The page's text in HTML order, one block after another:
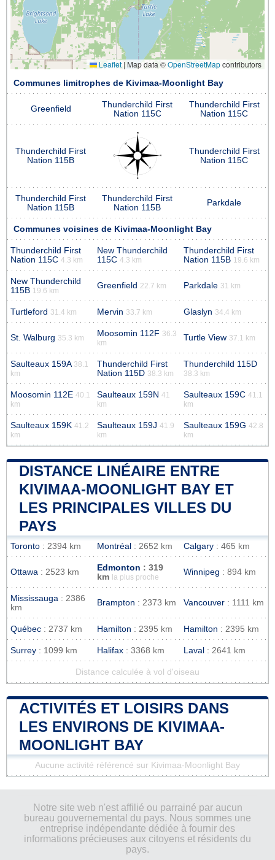
Leaflet | Map data ©OpenStreetMapcontributors
Communes limitrophes de Kivimaa-Moonlight Bay
Greenfield
Thunderchild First
Nation 115C
Thunderchild First
Nation 115C
Thunderchild First
Nation 115B
Thunderchild First
Nation 115C
Thunderchild First
Nation 115B
Thunderchild First
Nation 115B
Parkdale
Communes voisines de Kivimaa-Moonlight Bay
Thunderchild First
Nation 115C 4.3 km
New Thunderchild
115C 4.3 km
Thunderchild First
Nation 115B 19.6 km
New Thunderchild
115B 19.6 km
Greenfield 22.7 km Parkdale 31 km
Turtleford 31.4 km Mervin 33.7 km Glaslyn 34.4 km
St. Walburg 35.3 km Moosomin 112F 36.3
km
Turtle View 37.1 km
Saulteaux 159A 38.1
km
Thunderchild First
Nation 115D 38.3 km
Thunderchild 115D
38.3 km
Moosomin 112E 40.1
km
Saulteaux 159N 41
km
Saulteaux 159C 41.1
km
Saulteaux 159K 41.2
km
Saulteaux 159J 41.9
km
Saulteaux 159G 42.8
km
DISTANCE LINÉAIRE ENTRE
KIVIMAA-MOONLIGHT BAY ET
LES PRINCIPALES VILLES DU
PAYS
Toronto : 2394 km Montréal : 2652 km Calgary : 465 km
Ottawa : 2523 km Edmonton : 319
km
la plus proche
Winnipeg : 894 km
Mississauga : 2386
km
Brampton : 2373 km Vancouver : 1111 km
Québec : 2737 km Hamilton : 2395 km Hamilton : 2395 km
Surrey : 1099 km Halifax : 3368 km Laval : 2641 km
Distance calculée à vol d'oiseau
ACTIVITÉS ET LOISIRS DANS
LES ENVIRONS DE KIVIMAA-
MOONLIGHT BAY
Aucune activité référencé sur Kivimaa-Moonlight Bay
Notre site web n'est affilié ou parrainé par aucun
bureau gouvernemental du pays. Nous sommes une
entreprise indépendante dédiée à fournir des
informations précieuses aux citoyens et résidents du
pays.